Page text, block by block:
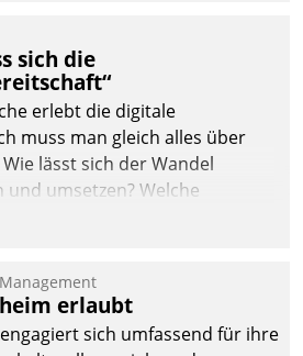
sich die
erlebt die digitale
muss man gleich alles über
lässt sich der Wandel
umsetzen? Welche
erlaubt
sich umfassend für ihre